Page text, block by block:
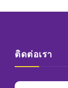
ติดต่อเรา